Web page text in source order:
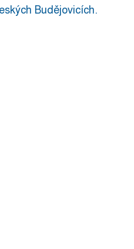
Budějovicích.